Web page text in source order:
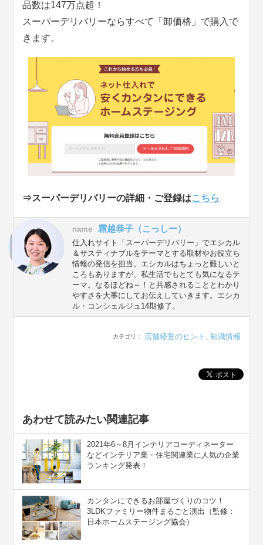
品数は147万点超！
スーパーデリバリーならすべて「卸価格」で購入で
きます。
⇒スーパーデリバリーの詳細・ご登録はこちら
name 霜越恭子（こっしー）
仕入れサイト「スーパーデリバリー」でエシカル
＆サスティナブルをテーマとする取材やお役立ち
情報の発信を担当。エシカルはちょっと難しいと
ころもありますが、私生活でもとても気になるテ
ーマ。なるほどね～！と共感されることとわかり
やすさを大事にしてお伝えしていきます。エシカ
ル・コンシェルジュ14期修了。
カテゴリ： 店舗経営のヒント 知識情報
あわせて読みたい関連記事
2021年6～8月インテリアコーディネーター
などインテリア業・住宅関連業に人気の企業
ランキング発表！
カンタンにできるお部屋づくりのコツ！
3LDKファミリー物件まるごと演出（監修：
日本ホームステージング協会）